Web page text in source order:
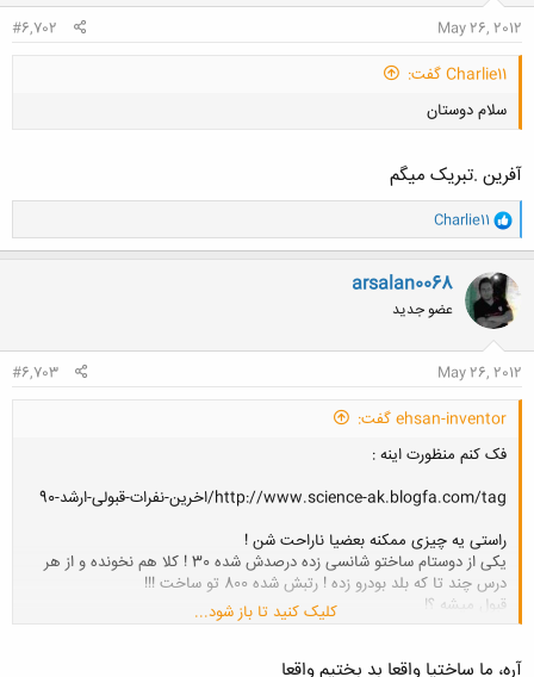
May 26, 2012
#6,702
Charlie11 گفت:
سلام دوستان
آفرین .تبریک میگم
و
ا
ک
ن
ش
ه
ا
Charlie11
arsalan0068
عضو جدید
May 26, 2012
#6,703
ehsan-inventor گفت:
فک کنم منظورت اینه :
http://www.science-ak.blogfa.com/tag/اخرین-نفرات-قبولی-ارشد-90
راستی یه چیزی ممکنه بعضیا ناراحت شن !
یکی از دوستام ساختو شانسی زده درصدش شده 30 ! کلا هم نخونده و از هر
درس چند تا که بلد بودرو زده ! رتبش شده 800 تو ساخت !!!
قبول میشه ؟!
کلیک کنید تا باز شود...
آره، ما ساختیا واقعا بد بختیم واقعا